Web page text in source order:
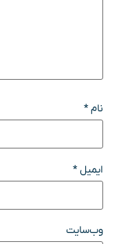
نام*
ایمیل*
وب‌سایت